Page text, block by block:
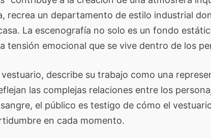
recrea un departamento de estilo industrial
La escenografía no solo es un fondo
tensión emocional que se vive dentro de los
describe su trabajo como una
las complejas relaciones entre los
el público es testigo de cómo el
en cada momento.